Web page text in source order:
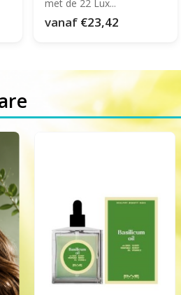
met de 22 Lux...
vanaf €23,42